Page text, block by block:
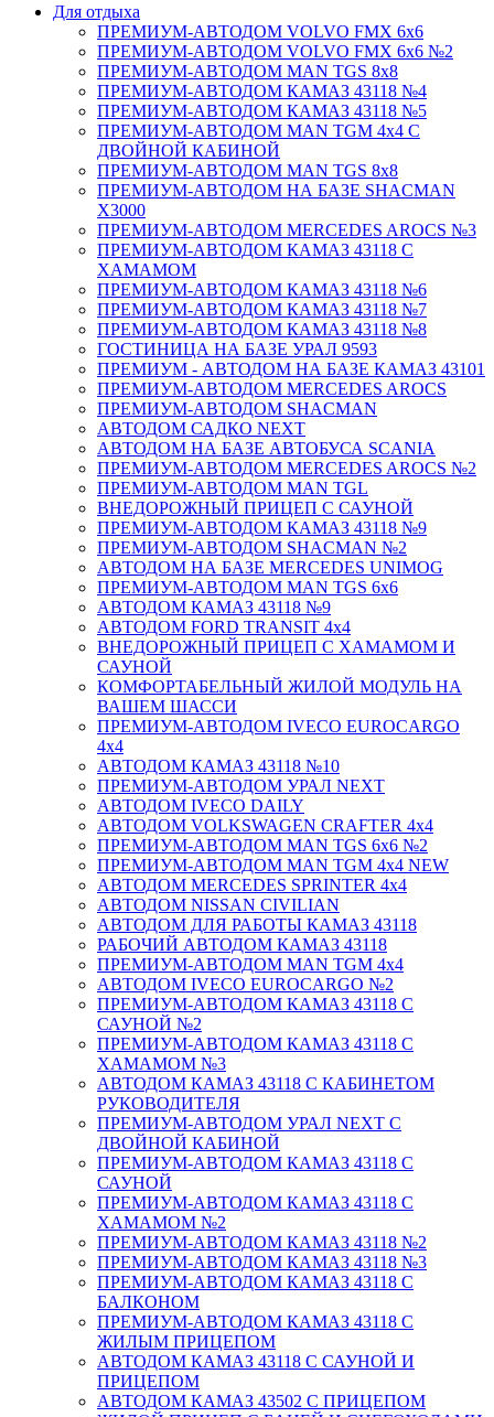
Для отдыха
ПРЕМИУМ-АВТОДОМ VOLVO FMX 6x6
ПРЕМИУМ-АВТОДОМ VOLVO FMX 6x6 №2
ПРЕМИУМ-АВТОДОМ MAN TGS 8х8
ПРЕМИУМ-АВТОДОМ КАМАЗ 43118 №4
ПРЕМИУМ-АВТОДОМ КАМАЗ 43118 №5
ПРЕМИУМ-АВТОДОМ MAN TGM 4х4 С
ДВОЙНОЙ КАБИНОЙ
ПРЕМИУМ-АВТОДОМ MAN TGS 8х8
ПРЕМИУМ-АВТОДОМ НА БАЗЕ SHACMAN
X3000
ПРЕМИУМ-АВТОДОМ MERCEDES AROCS №3
ПРЕМИУМ-АВТОДОМ КАМАЗ 43118 С
ХАМАМОМ
ПРЕМИУМ-АВТОДОМ КАМАЗ 43118 №6
ПРЕМИУМ-АВТОДОМ КАМАЗ 43118 №7
ПРЕМИУМ-АВТОДОМ КАМАЗ 43118 №8
ГОСТИНИЦА НА БАЗЕ УРАЛ 9593
ПРЕМИУМ - АВТОДОМ НА БАЗЕ КАМАЗ 43101
ПРЕМИУМ-АВТОДОМ MERCEDES AROCS
ПРЕМИУМ-АВТОДОМ SHACMAN
АВТОДОМ САДКО NEXT
АВТОДОМ НА БАЗЕ АВТОБУСА SCANIA
ПРЕМИУМ-АВТОДОМ MERCEDES AROCS №2
ПРЕМИУМ-АВТОДОМ MAN TGL
ВНЕДОРОЖНЫЙ ПРИЦЕП С САУНОЙ
ПРЕМИУМ-АВТОДОМ КАМАЗ 43118 №9
ПРЕМИУМ-АВТОДОМ SHACMAN №2
АВТОДОМ НА БАЗЕ MERCEDES UNIMOG
ПРЕМИУМ-АВТОДОМ MAN TGS 6х6
АВТОДОМ КАМАЗ 43118 №9
АВТОДОМ FORD TRANSIT 4x4
ВНЕДОРОЖНЫЙ ПРИЦЕП С ХАМАМОМ И
САУНОЙ
КОМФОРТАБЕЛЬНЫЙ ЖИЛОЙ МОДУЛЬ НА
ВАШЕМ ШАССИ
ПРЕМИУМ-АВТОДОМ IVECO EUROCARGO
4х4
АВТОДОМ КАМАЗ 43118 №10
ПРЕМИУМ-АВТОДОМ УРАЛ NEXT
АВТОДОМ IVECO DAILY
АВТОДОМ VOLKSWAGEN CRAFTER 4х4
ПРЕМИУМ-АВТОДОМ MAN TGS 6х6 №2
ПРЕМИУМ-АВТОДОМ MAN TGM 4x4 NEW
АВТОДОМ MERCEDES SPRINTER 4x4
АВТОДОМ NISSAN CIVILIAN
АВТОДОМ ДЛЯ РАБОТЫ КАМАЗ 43118
РАБОЧИЙ АВТОДОМ КАМАЗ 43118
ПРЕМИУМ-АВТОДОМ MAN TGM 4x4
АВТОДОМ IVECO EUROCARGO №2
ПРЕМИУМ-АВТОДОМ КАМАЗ 43118 С
САУНОЙ №2
ПРЕМИУМ-АВТОДОМ КАМАЗ 43118 С
ХАМАМОМ №3
АВТОДОМ КАМАЗ 43118 С КАБИНЕТОМ
РУКОВОДИТЕЛЯ
ПРЕМИУМ-АВТОДОМ УРАЛ NEXT С
ДВОЙНОЙ КАБИНОЙ
ПРЕМИУМ-АВТОДОМ КАМАЗ 43118 С
САУНОЙ
ПРЕМИУМ-АВТОДОМ КАМАЗ 43118 С
ХАМАМОМ №2
ПРЕМИУМ-АВТОДОМ КАМАЗ 43118 №2
ПРЕМИУМ-АВТОДОМ КАМАЗ 43118 №3
ПРЕМИУМ-АВТОДОМ КАМАЗ 43118 С
БАЛКОНОМ
ПРЕМИУМ-АВТОДОМ КАМАЗ 43118 С
ЖИЛЫМ ПРИЦЕПОМ
АВТОДОМ КАМАЗ 43118 С САУНОЙ И
ПРИЦЕПОМ
АВТОДОМ КАМАЗ 43502 С ПРИЦЕПОМ